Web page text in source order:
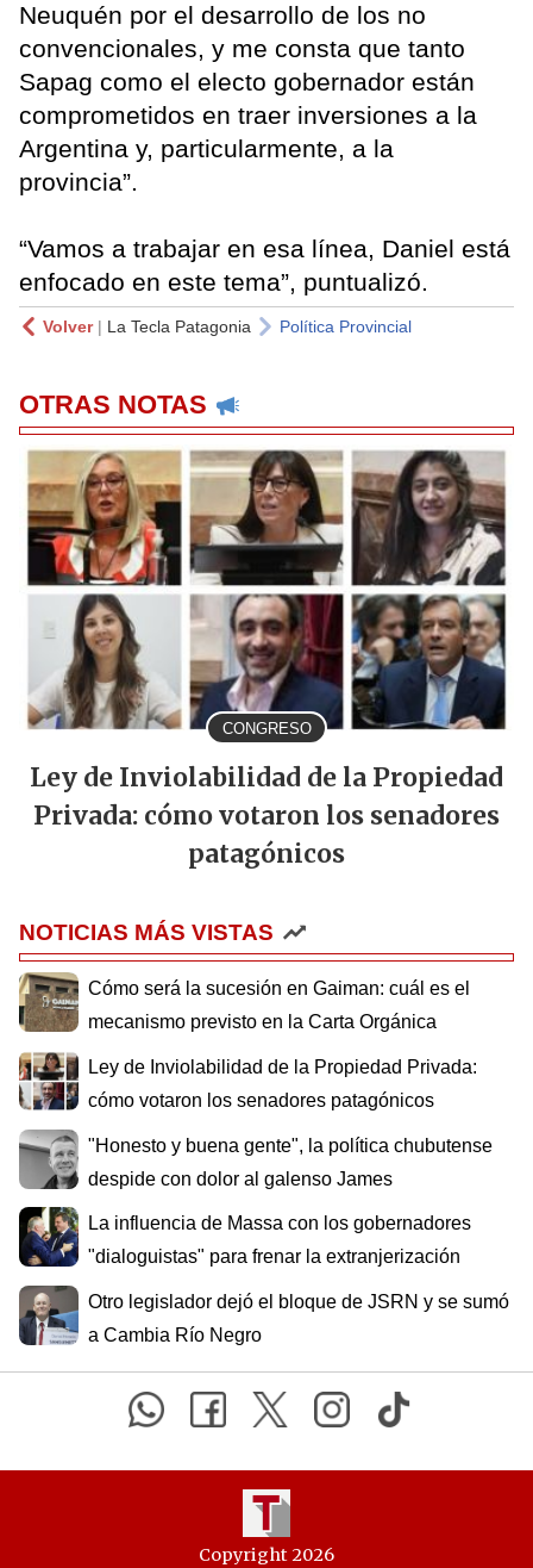
Neuquén por el desarrollo de los no
convencionales, y me consta que tanto
Sapag como el electo gobernador están
comprometidos en traer inversiones a la
Argentina y, particularmente, a la
provincia”.
“Vamos a trabajar en esa línea, Daniel está
enfocado en este tema”, puntualizó.
Volver| La Tecla Patagonia Política Provincial
OTRAS NOTAS
CONGRESO
Ley de Inviolabilidad de la Propiedad
Privada: cómo votaron los senadores
patagónicos
NOTICIAS MÁS VISTAS
Cómo será la sucesión en Gaiman: cuál es el
mecanismo previsto en la Carta Orgánica
Ley de Inviolabilidad de la Propiedad Privada:
cómo votaron los senadores patagónicos
"Honesto y buena gente", la política chubutense
despide con dolor al galenso James
La influencia de Massa con los gobernadores
"dialoguistas" para frenar la extranjerización
Otro legislador dejó el bloque de JSRN y se sumó
a Cambia Río Negro
Copyright 2026